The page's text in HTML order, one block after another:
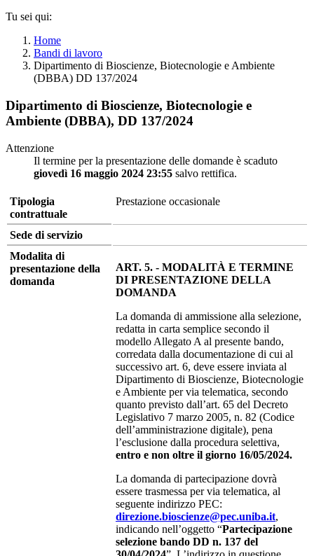
Tu sei qui:
Home
Bandi di lavoro
Dipartimento di Bioscienze, Biotecnologie e Ambiente
(DBBA) DD 137/2024
Dipartimento di Bioscienze, Biotecnologie e
Ambiente (DBBA), DD 137/2024
Attenzione
Il termine per la presentazione delle domande è scaduto
giovedì 16 maggio 2024 23:55 salvo rettifica.
Tipologia
contrattuale
Prestazione occasionale
Sede di servizio
Modalita di
presentazione della
domanda
ART. 5. - MODALITÀ E TERMINE
DI PRESENTAZIONE DELLA
DOMANDA
La domanda di ammissione alla selezione,
redatta in carta semplice secondo il
modello Allegato A al presente bando,
corredata dalla documentazione di cui al
successivo art. 6, deve essere inviata al
Dipartimento di Bioscienze, Biotecnologie
e Ambiente per via telematica, secondo
quanto previsto dall’art. 65 del Decreto
Legislativo 7 marzo 2005, n. 82 (Codice
dell’amministrazione digitale), pena
l’esclusione dalla procedura selettiva,
entro e non oltre il giorno 16/05/2024.
La domanda di partecipazione dovrà
essere trasmessa per via telematica, al
seguente indirizzo PEC:
direzione.bioscienze@pec.uniba.it,
indicando nell’oggetto “Partecipazione
selezione bando DD n. 137 del